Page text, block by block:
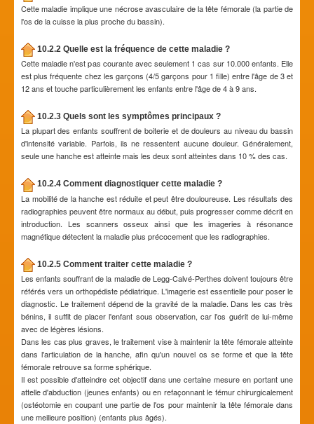
Cette maladie implique une nécrose avasculaire de la tête fémorale (la partie de
l'os de la cuisse la plus proche du bassin).
10.2.2 Quelle est la fréquence de cette maladie ?
Cette maladie n'est pas courante avec seulement 1 cas sur 10.000 enfants. Elle
est plus fréquente chez les garçons (4/5 garçons pour 1 fille) entre l'âge de 3 et
12 ans et touche particulièrement les enfants entre l'âge de 4 à 9 ans.
10.2.3 Quels sont les symptômes principaux ?
La plupart des enfants souffrent de boiterie et de douleurs au niveau du bassin
d'intensité variable. Parfois, ils ne ressentent aucune douleur. Généralement,
seule une hanche est atteinte mais les deux sont atteintes dans 10 % des cas.
10.2.4 Comment diagnostiquer cette maladie ?
La mobilité de la hanche est réduite et peut être douloureuse. Les résultats des
radiographies peuvent être normaux au début, puis progresser comme décrit en
introduction. Les scanners osseux ainsi que les imageries à résonance
magnétique détectent la maladie plus précocement que les radiographies.
10.2.5 Comment traiter cette maladie ?
Les enfants souffrant de la maladie de Legg-Calvé-Perthes doivent toujours être
référés vers un orthopédiste pédiatrique. L'imagerie est essentielle pour poser le
diagnostic. Le traitement dépend de la gravité de la maladie. Dans les cas très
bénins, il suffit de placer l'enfant sous observation, car l'os guérit de lui-même
avec de légères lésions.
Dans les cas plus graves, le traitement vise à maintenir la tête fémorale atteinte
dans l'articulation de la hanche, afin qu'un nouvel os se forme et que la tête
fémorale retrouve sa forme sphérique.
Il est possible d'atteindre cet objectif dans une certaine mesure en portant une
attelle d'abduction (jeunes enfants) ou en refaçonnant le fémur chirurgicalement
(ostéotomie en coupant une partie de l'os pour maintenir la tête fémorale dans
une meilleure position) (enfants plus âgés).